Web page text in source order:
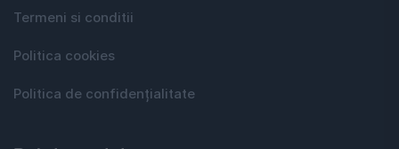
Termeni si conditii
Politica cookies
Politica de confidențialitate